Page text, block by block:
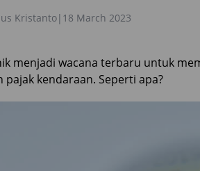
Kristanto| 18 March 2023
menjadi wacana terbaru untuk
pajak kendaraan. Seperti apa?